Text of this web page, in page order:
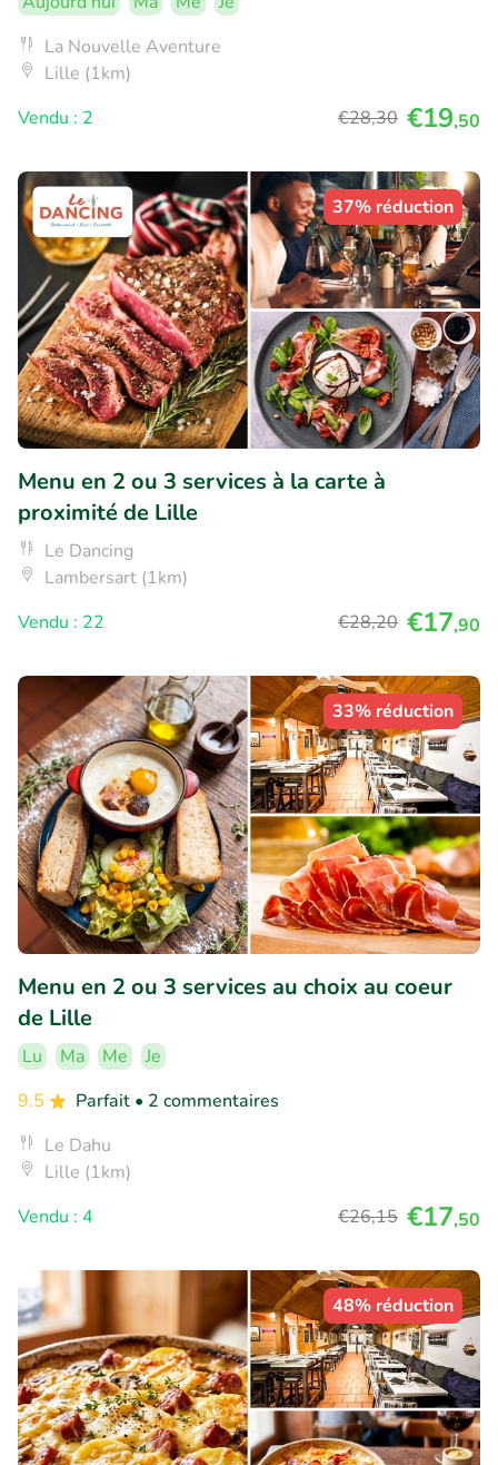
La Nouvelle Aventure
Lille (1km)
Vendu : 2
€28,30 €19,50
37% réduction
Menu en 2 ou 3 services à la carte à
proximité de Lille
Le Dancing
Lambersart (1km)
Vendu : 22
€28,20 €17,90
33% réduction
Menu en 2 ou 3 services au choix au coeur
de Lille
Lu Ma Me
Je
9.5
Parfait • 2 commentaires
Le Dahu
Lille (1km)
Vendu : 4
€26,15 €17,50
48% réduction